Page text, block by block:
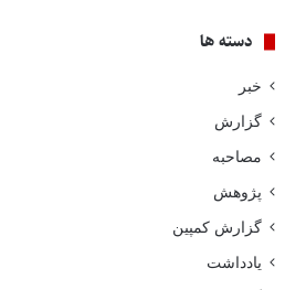
دسته ها
خبر
گزارش
مصاحبه
پژوهش
گزارش کمپین
یادداشت